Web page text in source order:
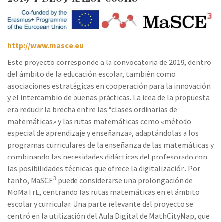
http://www.masce.eu
Este proyecto corresponde a la convocatoria de 2019, dentro
del ámbito de la educación escolar, también como
asociaciones estratégicas en cooperación para la innovación
y el intercambio de buenas prácticas. La idea de la propuesta
era reducir la brecha entre las “clases ordinarias de
matemáticas» y las rutas matemáticas como «método
especial de aprendizaje y enseñanza», adaptándolas a los
programas curriculares de la enseñanza de las matemáticas y
combinando las necesidades didácticas del profesorado con
las posibilidades técnicas que ofrece la digitalización. Por
tanto, MaSCE3 puede considerarse una prolongación de
MoMaTrE, centrando las rutas matemáticas en el ámbito
escolar y curricular. Una parte relevante del proyecto se
centró en la utilización del Aula Digital de MathCityMap, que